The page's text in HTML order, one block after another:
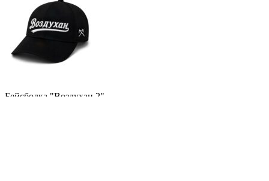
Бейсболка "Воздухан 2"